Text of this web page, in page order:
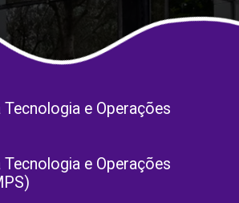
e Operações
e Operações